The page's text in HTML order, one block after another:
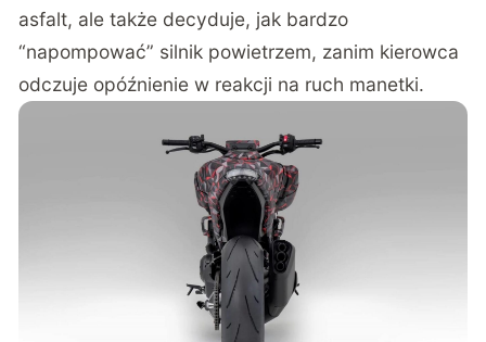
asfalt, ale także decyduje, jak bardzo
“napompować” silnik powietrzem, zanim kierowca
odczuje opóźnienie w reakcji na ruch manetki.